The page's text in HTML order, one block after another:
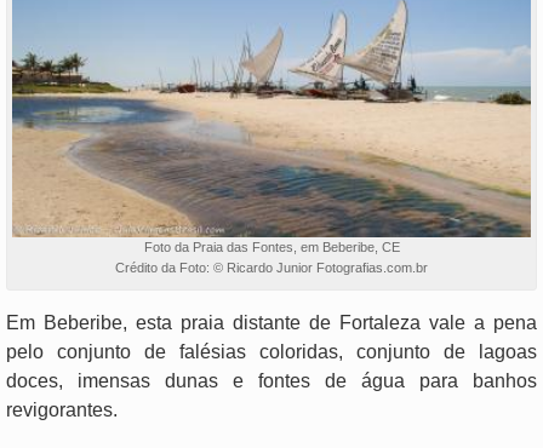
Foto da Praia das Fontes, em Beberibe, CE
Crédito da Foto: © Ricardo Junior Fotografias.com.br
Em Beberibe, esta praia distante de Fortaleza vale a pena
pelo conjunto de falésias coloridas, conjunto de lagoas
doces, imensas dunas e fontes de água para banhos
revigorantes.